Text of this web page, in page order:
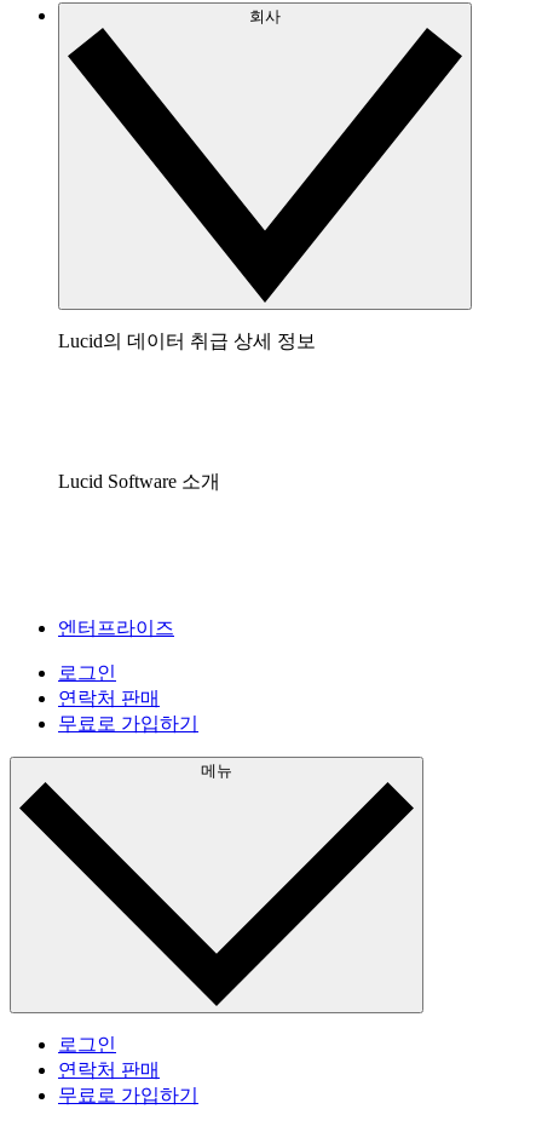
회사
Lucid의 데이터 취급 상세 정보
Lucid Software 소개
엔터프라이즈
로그인
연락처 판매
무료로 가입하기
메뉴
로그인
연락처 판매
무료로 가입하기